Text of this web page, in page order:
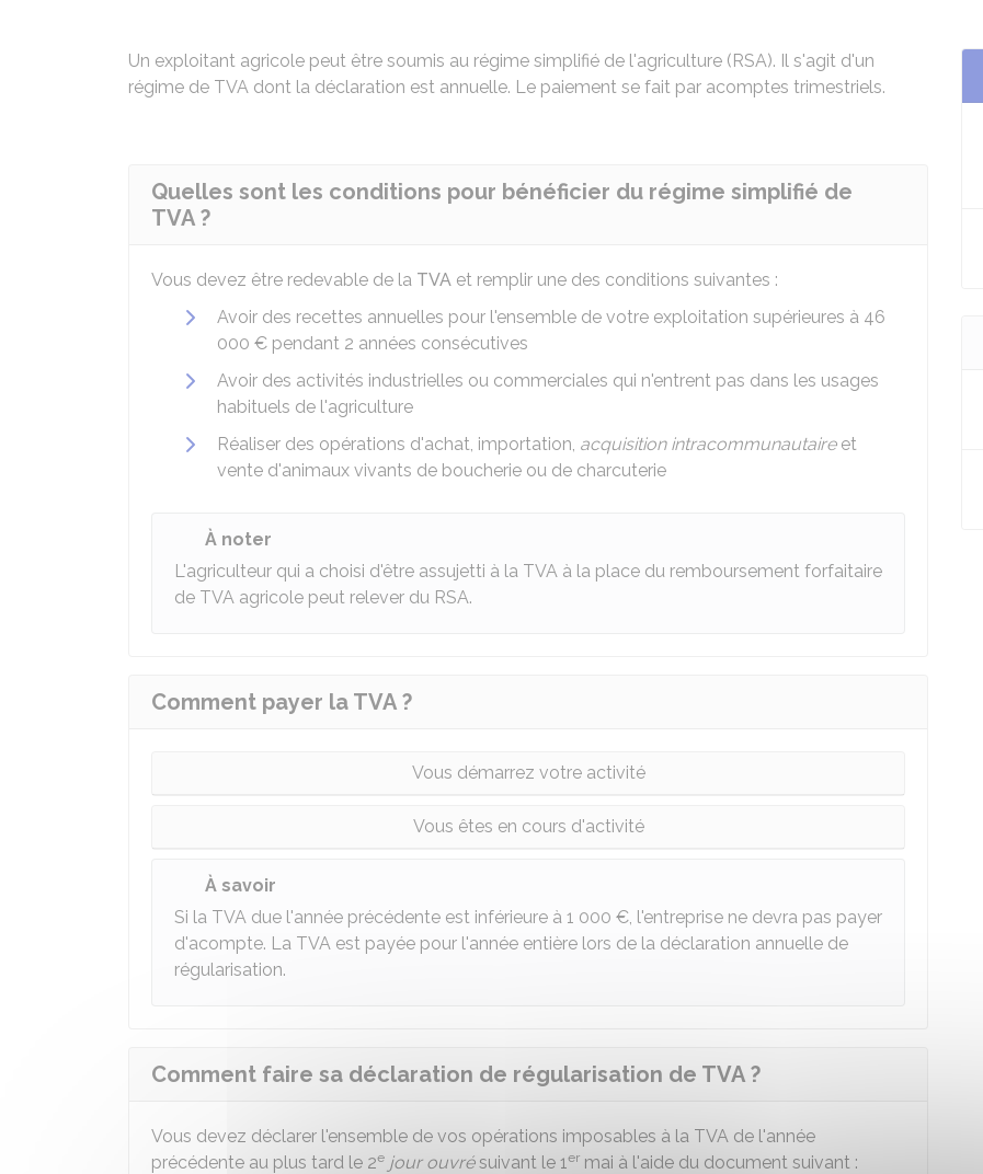
Un exploitant agricole peut être soumis au régime simplifié de l'agriculture (RSA). Il s'agit d'un
régime de TVA dont la déclaration est annuelle. Le paiement se fait par acomptes trimestriels.
Quelles sont les conditions pour bénéficier du régime simplifié de
TVA ?
Vous devez être redevable de la TVA et remplir une des conditions suivantes :
Avoir des recettes annuelles pour l'ensemble de votre exploitation supérieures à 46
000 € pendant 2 années consécutives
Avoir des activités industrielles ou commerciales qui n'entrent pas dans les usages
habituels de l'agriculture
Réaliser des opérations d'achat, importation, acquisition intracommunautaireet
vente d'animaux vivants de boucherie ou de charcuterie
À noter
L'agriculteur qui a choisi d'être assujetti à la TVA à la place du remboursement forfaitaire
de TVA agricole peut relever du RSA.
Comment payer la TVA ?
Vous démarrez votre activité
Vous êtes en cours d'activité
À savoir
Si la TVA due l'année précédente est inférieure à 1 000 €, l'entreprise ne devra pas payer
d'acompte. La TVA est payée pour l'année entière lors de la déclaration annuelle de
régularisation.
Comment faire sa déclaration de régularisation de TVA ?
Vous devez déclarer l'ensemble de vos opérations imposables à la TVA de l'année
précédente au plus tard le 2e jour ouvrésuivant le 1er mai à l'aide du document suivant :